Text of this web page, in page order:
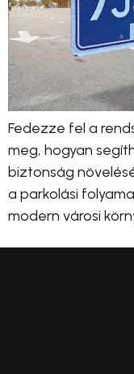
Fedezze fel a
meg, hogyan
biztonság
a parkolási
modern városi